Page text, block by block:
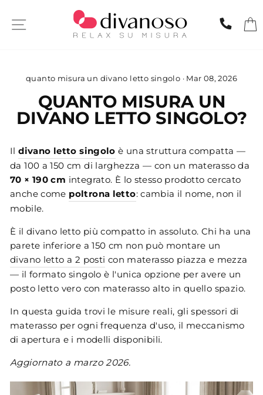
SITE NAVIGATION
quanto misura un divano letto singolo · Mar 08, 2026
QUANTO MISURA UN
DIVANO LETTO SINGOLO?
Ildivano letto singolo è una struttura compatta —
da 100 a 150 cm di larghezza — con un materasso da
70 × 190 cm integrato. È lo stesso prodotto cercato
anche come poltrona letto: cambia il nome, non il
mobile.
È il divano letto più compatto in assoluto. Chi ha una
parete inferiore a 150 cm non può montare un
divano letto a 2 posti con materasso piazza e mezza
— il formato singolo è l'unica opzione per avere un
posto letto vero con materasso alto in quello spazio.
In questa guida trovi le misure reali, gli spessori di
materasso per ogni frequenza d'uso, il meccanismo
di apertura e i modelli disponibili.
Aggiornato a marzo 2026.